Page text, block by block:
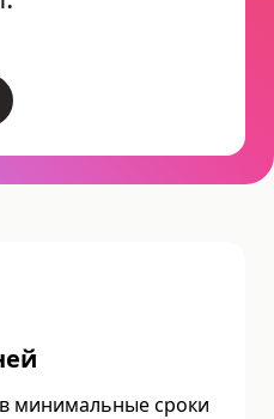
минимальные сроки